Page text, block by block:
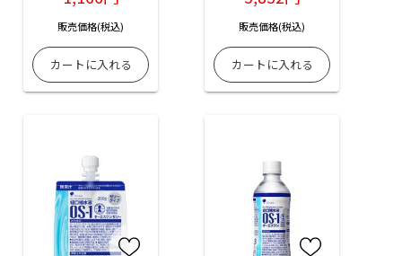
販売価格(税込) 販売価格(税込)